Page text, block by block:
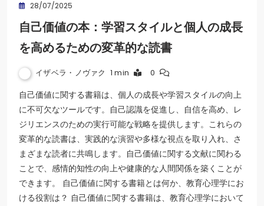
28/07/2025
自己価値の本：学習スタイルと個人の成長
を高めるための変革的な読書
イザベラ・ノヴァク 1 min 0
自己価値に関する書籍は、個人の成長や学習スタイルの向上
に不可欠なツールです。自己認識を促進し、自信を高め、レ
ジリエンスのための実行可能な戦略を提供します。これらの
変革的な読書は、実践的な演習や多様な視点を取り入れ、さ
まざまな読者に共鳴します。自己価値に関する文献に関わる
ことで、感情的知性の向上や健康的な人間関係を築くことが
できます。 自己価値に関する書籍とは何か、教育心理学にお
ける役割は？ 自己価値に関する書籍は、教育心理学において